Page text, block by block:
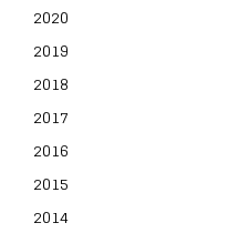
2020
2019
2018
2017
2016
2015
2014